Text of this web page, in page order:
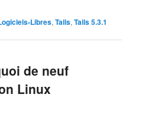
Libres,Tails,Tails 5.3.1
de neuf
Linux